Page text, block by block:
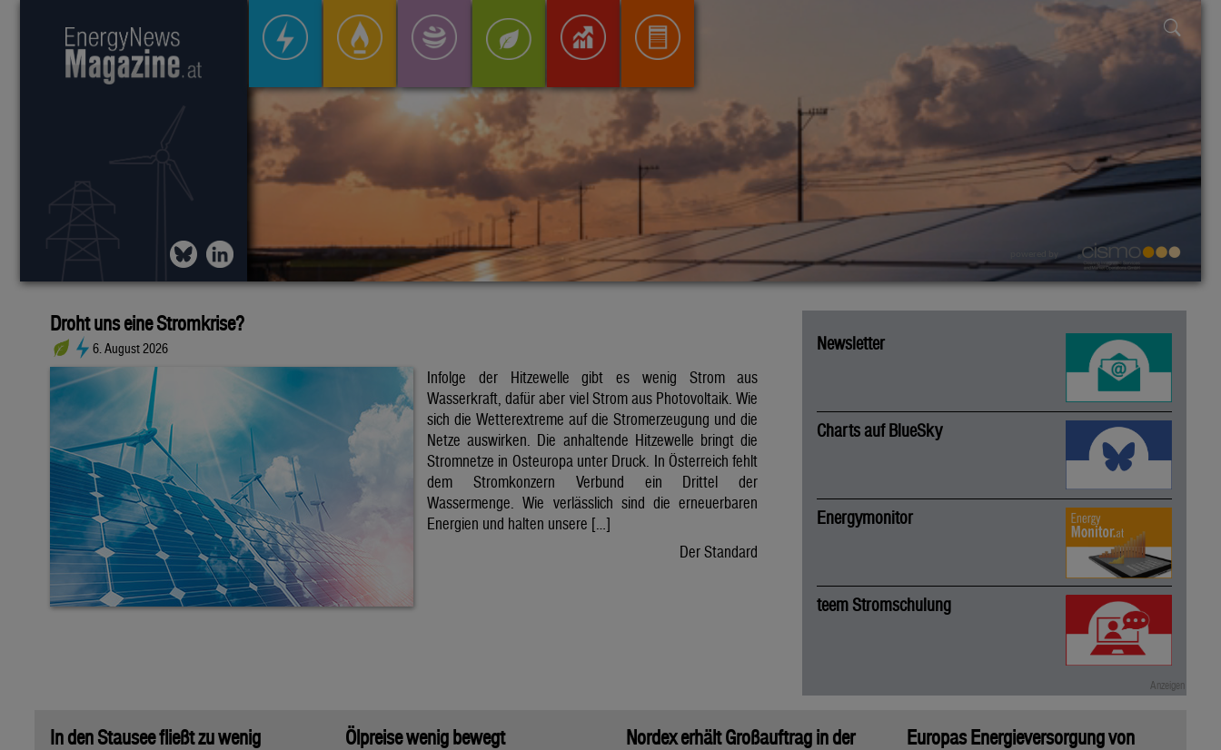
Droht uns eine Stromkrise?
6. August 2026
Infolge der Hitzewelle gibt es wenig Strom aus
Wasserkraft, dafür aber viel Strom aus Photovoltaik. Wie
sich die Wetterextreme auf die Stromerzeugung und die
Netze auswirken. Die anhaltende Hitzewelle bringt die
Stromnetze in Osteuropa unter Druck. In Österreich fehlt
dem Stromkonzern Verbund ein Drittel der
Wassermenge. Wie verlässlich sind die erneuerbaren
Energien und halten unsere […]
Der Standard
Newsletter
Charts auf BlueSky
Energymonitor
teem Stromschulung
In den Stausee fließt zu wenig
Ölpreise wenig bewegt
Nordex erhält Großauftrag in der
Europas Energieversorgung von